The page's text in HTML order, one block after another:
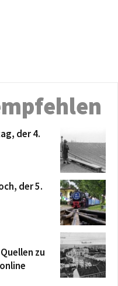
der 4.
der 5.
zu